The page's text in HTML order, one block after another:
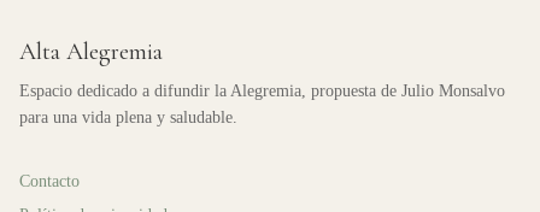
Alta Alegremia
Espacio dedicado a difundir la Alegremia, propuesta de Julio Monsalvo
para una vida plena y saludable.
Contacto